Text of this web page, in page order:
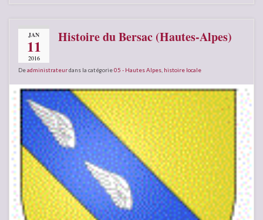
JAN
11
2016
Histoire du Bersac (Hautes-Alpes)
Deadministrateurdans la catégorie05 - Hautes Alpes histoire locale